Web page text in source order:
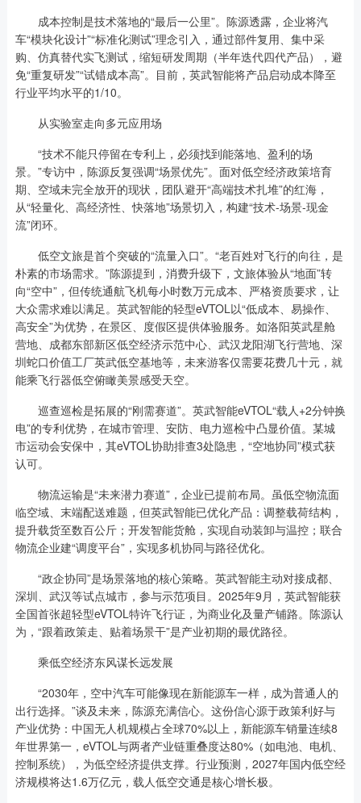
成本控制是技术落地的“最后一公里”。陈源透露，企业将汽
车“模块化设计”“标准化测试”理念引入，通过部件复用、集中采
购、仿真替代实飞测试，缩短研发周期（半年迭代四代产品），避
免“重复研发”“试错成本高”。目前，英武智能将产品启动成本降至
行业平均水平的1/10。
从实验室走向多元应用场
“技术不能只停留在专利上，必须找到能落地、盈利的场
景。”专访中，陈源反复强调“场景优先”。面对低空经济政策培育
期、空域未完全放开的现状，团队避开“高端技术扎堆”的红海，
从“轻量化、高经济性、快落地”场景切入，构建“技术-场景-现金
流”闭环。
低空文旅是首个突破的“流量入口”。“老百姓对飞行的向往，是
朴素的市场需求。”陈源提到，消费升级下，文旅体验从“地面”转
向“空中”，但传统通航飞机每小时数万元成本、严格资质要求，让
大众需求难以满足。英武智能的轻型eVTOL以“低成本、易操作、
高安全”为优势，在景区、度假区提供体验服务。如洛阳英武星舱
营地、成都东部新区低空经济示范中心、武汉龙阳湖飞行营地、深
圳蛇口价值工厂英武低空基地等，未来游客仅需要花费几十元，就
能乘飞行器低空俯瞰美景感受天空。
巡查巡检是拓展的“刚需赛道”。英武智能eVTOL“载人+2分钟换
电”的专利优势，在城市管理、安防、电力巡检中凸显价值。某城
市运动会安保中，其eVTOL协助排查3处隐患，“空地协同”模式获
认可。
物流运输是“未来潜力赛道”，企业已提前布局。虽低空物流面
临空域、末端配送难题，但英武智能已优化产品：调整载荷结构，
提升载货至数百公斤；开发智能货舱，实现自动装卸与温控；联合
物流企业建“调度平台”，实现多机协同与路径优化。
“政企协同”是场景落地的核心策略。英武智能主动对接成都、
深圳、武汉等试点城市，参与示范项目。2025年9月，英武智能获
全国首张超轻型eVTOL特许飞行证，为商业化及量产铺路。陈源认
为，“跟着政策走、贴着场景干”是产业初期的最优路径。
乘低空经济东风谋长远发展
“2030年，空中汽车可能像现在新能源车一样，成为普通人的
出行选择。”谈及未来，陈源充满信心。这份信心源于政策利好与
产业优势：中国无人机规模占全球70%以上，新能源车销量连续8
年世界第一，eVTOL与两者产业链重叠度达80%（如电池、电机、
控制系统），为低空经济提供支撑。行业预测，2027年国内低空经
济规模将达1.6万亿元，载人低空交通是核心增长极。